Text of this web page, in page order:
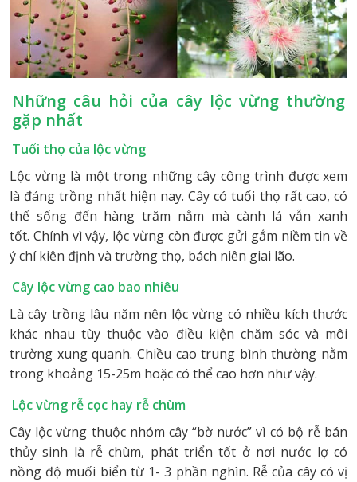
Những câu hỏi của cây lộc vừng thường
gặp nhất
Tuổi thọ của lộc vừng
Lộc vừng là một trong những cây công trình được xem
là đáng trồng nhất hiện nay. Cây có tuổi thọ rất cao, có
thể sống đến hàng trăm nằm mà cành lá vẫn xanh
tốt. Chính vì vậy, lộc vừng còn được gửi gắm niềm tin về
ý chí kiên định và trường thọ, bách niên giai lão.
Cây lộc vừng cao bao nhiêu
Là cây trồng lâu năm nên lộc vừng có nhiều kích thước
khác nhau tùy thuộc vào điều kiện chăm sóc và môi
trường xung quanh. Chiều cao trung bình thường nằm
trong khoảng 15-25m hoặc có thể cao hơn như vậy.
Lộc vừng rễ cọc hay rễ chùm
Cây lộc vừng thuộc nhóm cây “bờ nước” vì có bộ rễ bán
thủy sinh là rễ chùm, phát triển tốt ở nơi nước lợ có
nồng độ muối biển từ 1- 3 phần nghìn. Rễ của cây có vị